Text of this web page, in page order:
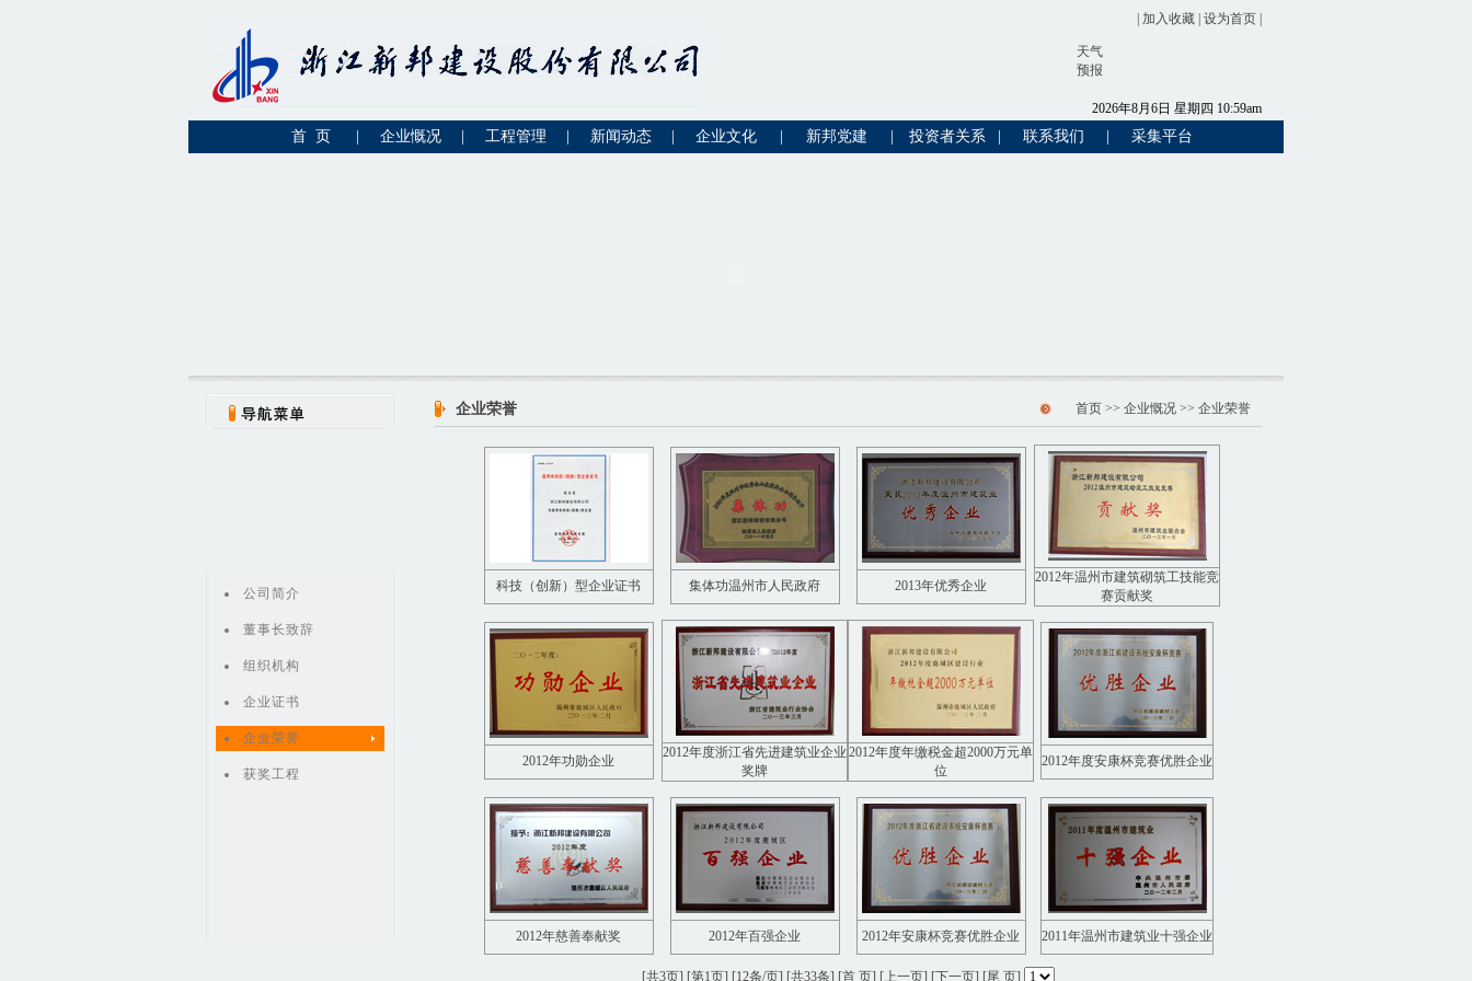
加入收藏 设为首页
天气
预报
2026年8月 6日 星期四 10:59am
首 页 企业慨况 工程管理 新闻动态 企业文化 新邦党建 投资者关系 联系我们 采集平台
公司简介
董事长致辞
组织机构
企业证书
企业荣誉
获奖工程
企业荣誉 首页>> 企业慨况>> 企业荣誉
科技（创新）型企业证书 集体功温州市人民政府 2013年优秀企业
2012年温州市建筑砌筑工技能竞
赛贡献奖
2012年功勋企业
2012年度浙江省先进建筑业企业
奖牌
2012年度年缴税金超2000万元单
位
2012年度安康杯竞赛优胜企业
2012年慈善奉献奖 2012年百强企业 2012年安康杯竞赛优胜企业 2011年温州市建筑业十强企业
[共3页] [第1页] [12条/页] [共33条] [首 页] [上一页] [下一页] [尾 页]